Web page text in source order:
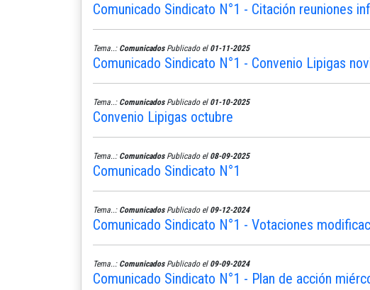
Comunicado Sindicato N°1 - Citación reuniones
Tema..: ComunicadosPublicado el 01-11-2025
Comunicado Sindicato N°1 - Convenio Lipigas
Tema..: ComunicadosPublicado el 01-10-2025
Convenio Lipigas octubre
Tema..: ComunicadosPublicado el 08-09-2025
Comunicado Sindicato N°1
Tema..: ComunicadosPublicado el 09-12-2024
Comunicado Sindicato N°1 - Votaciones
Tema..: ComunicadosPublicado el 09-09-2024
Comunicado Sindicato N°1 - Plan de acción